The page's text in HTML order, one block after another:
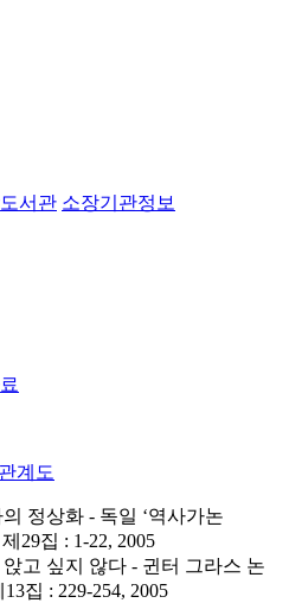
서관 소장기관정보
정상화 - 독일 ‘역사가논
29집 : 1-22, 2005
고 싶지 않다 - 귄터 그라스 논
집 : 229-254, 2005